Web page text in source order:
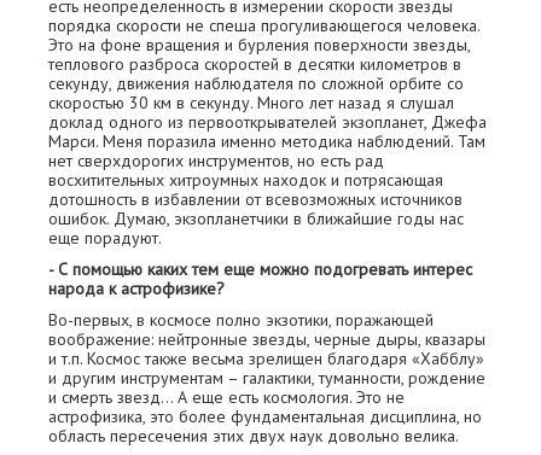
есть неопределенность в измерении скорости звезды
порядка скорости не спеша прогуливающегося человека.
Это на фоне вращения и бурления поверхности звезды,
теплового разброса скоростей в десятки километров в
секунду, движения наблюдателя по сложной орбите со
скоростью 30 км в секунду. Много лет назад я слушал
доклад одного из первооткрывателей экзопланет, Джефа
Марси. Меня поразила именно методика наблюдений. Там
нет сверхдорогих инструментов, но есть рад
восхитительных хитроумных находок и потрясающая
дотошность в избавлении от всевозможных источников
ошибок. Думаю, экзопланетчики в ближайшие годы нас
еще порадуют.
- С помощью каких тем еще можно подогревать интерес
народа к астрофизике?
Во-первых, в космосе полно экзотики, поражающей
воображение: нейтронные звезды, черные дыры, квазары
и т.п. Космос также весьма зрелищен благодаря «Хабблу»
и другим инструментам – галактики, туманности, рождение
и смерть звезд… А еще есть космология. Это не
астрофизика, это более фундаментальная дисциплина, но
область пересечения этих двух наук довольно велика.